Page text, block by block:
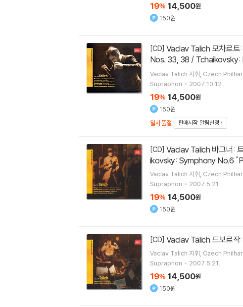
19% 14,500원
150원
[CD]
Nos. 33, 38 / Tchaikovsky:
Vaclav Talich 지휘 Czech
Supraphon
2007.10.12.
19% 14,500원
150원
일시품절
판매시작 알림신청
[CD]
ikovsky: Symphony No.6
Vaclav Talich 지휘 Czech
Supraphon
2007.5.21.
19% 14,500원
150원
[CD] Vaclav Talich 드보르작
Vaclav Talich 지휘 Czech
Supraphon
2007.5.21.
19% 14,500원
150원